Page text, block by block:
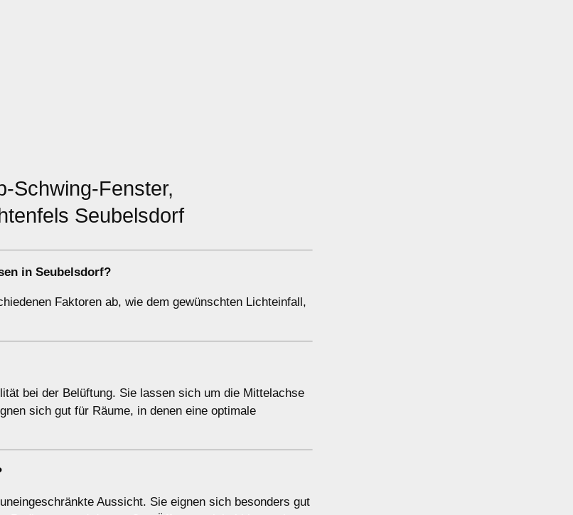
Schwing-Fenster,
Seubelsdorf
in Seubelsdorf?
Faktoren ab, wie dem gewünschten Lichteinfall,
bei der Belüftung. Sie lassen sich um die Mittelachse
sich gut für Räume, in denen eine optimale
Aussicht. Sie eignen sich besonders gut